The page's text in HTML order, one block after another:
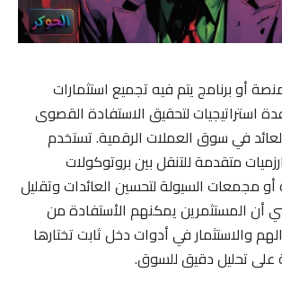
أو برنامج يتم فيه تجميع استثمارات
استراتيجيات لتحقيق الاستفادة القصوى
في سوق العملات الرقمية. تستخدم
متقدمة للتنقل بين بروتوكولات
أو مجمعات السيولة لتحسين العائدات وتقليل
أن المستثمرين يمكنهم الأستفادة من
والاستثمار في أدوات دخل ثابت تختارها
على تحليل دقيق للسوق.